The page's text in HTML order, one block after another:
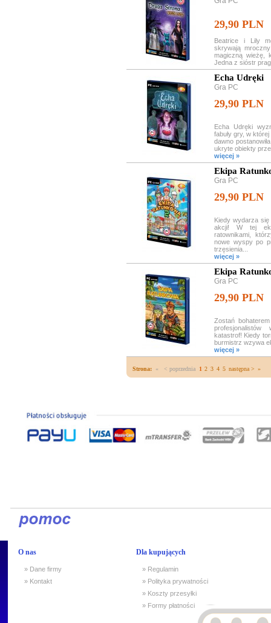
29,90 PLN
Beatrice i Lily
skrywają
magiczną wieżę,
Jedna z sióstr
Echa Udręki
Gra PC
29,90 PLN
Echa Udręki
fabuły gry, w
dawno
ukryte obiekty
więcej »
Ekipa
Gra PC
29,90 PLN
Kiedy wydarza
akcji! W tej
ratownikami,
nowe wyspy po
trzęsienia...
więcej »
Ekipa
Gra PC
29,90 PLN
Zostań
profesjonalistów
katastrof! Kiedy
burmistrz wzywa
więcej »
Strona: « < poprzednia 1 2 3 4 5 następna > »
O nas
» Dane firmy
» Kontakt
Dla kupujących
» Regulamin
» Polityka prywatności
» Koszty przesyłki
» Formy płatności